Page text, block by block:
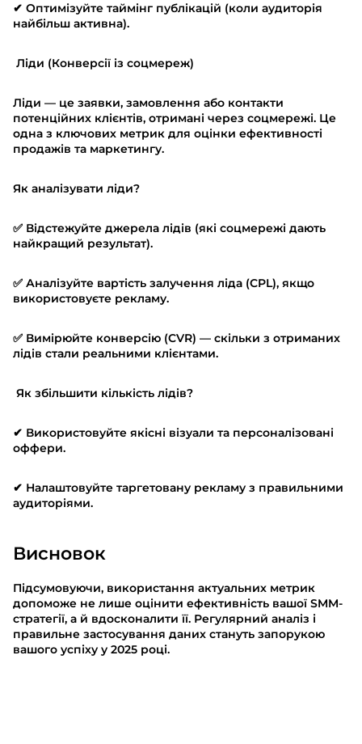
✔ Оптимізуйте таймінг публікацій (коли аудиторія
найбільш активна).
Ліди (Конверсії із соцмереж)
Ліди — це заявки, замовлення або контакти
потенційних клієнтів, отримані через соцмережі. Це
одна з ключових метрик для оцінки ефективності
продажів та маркетингу.
Як аналізувати ліди?
✅ Відстежуйте джерела лідів (які соцмережі дають
найкращий результат).
✅ Аналізуйте вартість залучення ліда (CPL), якщо
використовуєте рекламу.
✅ Вимірюйте конверсію (CVR) — скільки з отриманих
лідів стали реальними клієнтами.
Як збільшити кількість лідів?
✔ Використовуйте якісні візуали та персоналізовані
оффери.
✔ Налаштовуйте таргетовану рекламу з правильними
аудиторіями.
Висновок
Підсумовуючи, використання актуальних метрик
допоможе не лише оцінити ефективність вашої SMM-
стратегії, а й вдосконалити її. Регулярний аналіз і
правильне застосування даних стануть запорукою
вашого успіху у 2025 році.